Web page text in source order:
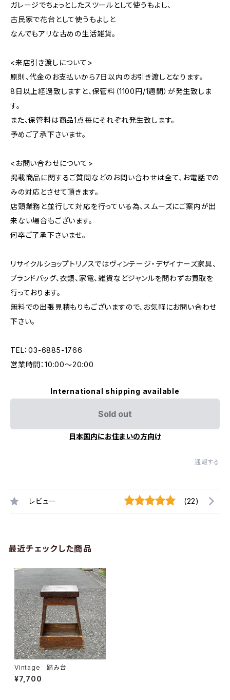
ガレージでちょっとしたスツールとして使うもよし、
古民家で花台として使うもよしと
なんでもアリな古めの生活雑貨。
<来店引き渡しについて>
原則、代金のお支払いから7日以内のお引き渡しとなります。
8日以上経過致しますと、保管料（1100円/1週間）が発生致しま
す。
また、保管料は商品1点毎にそれぞれ発生致します。
予めご了承下さいませ。
<お問い合わせについて>
掲載商品に関するご質問などのお問い合わせは全て、お電話での
みの対応とさせて頂きます。
店頭業務と並行して対応を行っている為、スムーズにご案内が出
来ない場合もございます。
何卒ご了承下さいませ。
リサイクルショップトリノスではヴィンテージ・デザイナーズ家具、
ブランドバッグ、衣類、家電、雑貨などジャンルを問わずお買取を
行っております。
無料での出張見積もりもございますので、お気軽にお問い合わせ
下さい。
TEL：03-6885-1766
営業時間：10:00〜20:00
International shipping available
Sold out
日本国内にお住まいの方向け
通報する
レビュー (22)
最近チェックした商品
Vintage 踏み台
¥7,700